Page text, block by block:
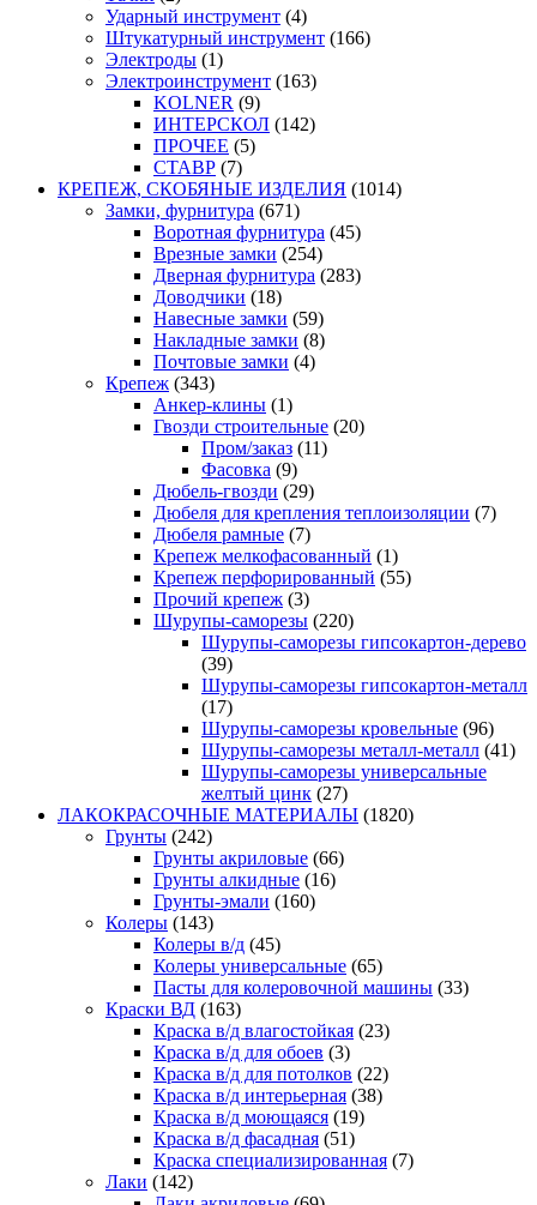
Ударный инструмент (4)
Штукатурный инструмент (166)
Электроды (1)
Электроинструмент (163)
KOLNER (9)
ИНТЕРСКОЛ (142)
ПРОЧЕЕ (5)
СТАВР (7)
КРЕПЕЖ, СКОБЯНЫЕ ИЗДЕЛИЯ (1014)
Замки, фурнитура (671)
Воротная фурнитура (45)
Врезные замки (254)
Дверная фурнитура (283)
Доводчики (18)
Навесные замки (59)
Накладные замки (8)
Почтовые замки (4)
Крепеж (343)
Анкер-клины (1)
Гвозди строительные (20)
Пром/заказ (11)
Фасовка (9)
Дюбель-гвозди (29)
Дюбеля для крепления теплоизоляции (7)
Дюбеля рамные (7)
Крепеж мелкофасованный (1)
Крепеж перфорированный (55)
Прочий крепеж (3)
Шурупы-саморезы (220)
Шурупы-саморезы гипсокартон-дерево
(39)
Шурупы-саморезы гипсокартон-металл
(17)
Шурупы-саморезы кровельные (96)
Шурупы-саморезы металл-металл (41)
Шурупы-саморезы универсальные
желтый цинк (27)
ЛАКОКРАСОЧНЫЕ МАТЕРИАЛЫ (1820)
Грунты (242)
Грунты акриловые (66)
Грунты алкидные (16)
Грунты-эмали (160)
Колеры (143)
Колеры в/д (45)
Колеры универсальные (65)
Пасты для колеровочной машины (33)
Краски ВД (163)
Краска в/д влагостойкая (23)
Краска в/д для обоев (3)
Краска в/д для потолков (22)
Краска в/д интерьерная (38)
Краска в/д моющаяся (19)
Краска в/д фасадная (51)
Краска специализированная (7)
Лаки (142)